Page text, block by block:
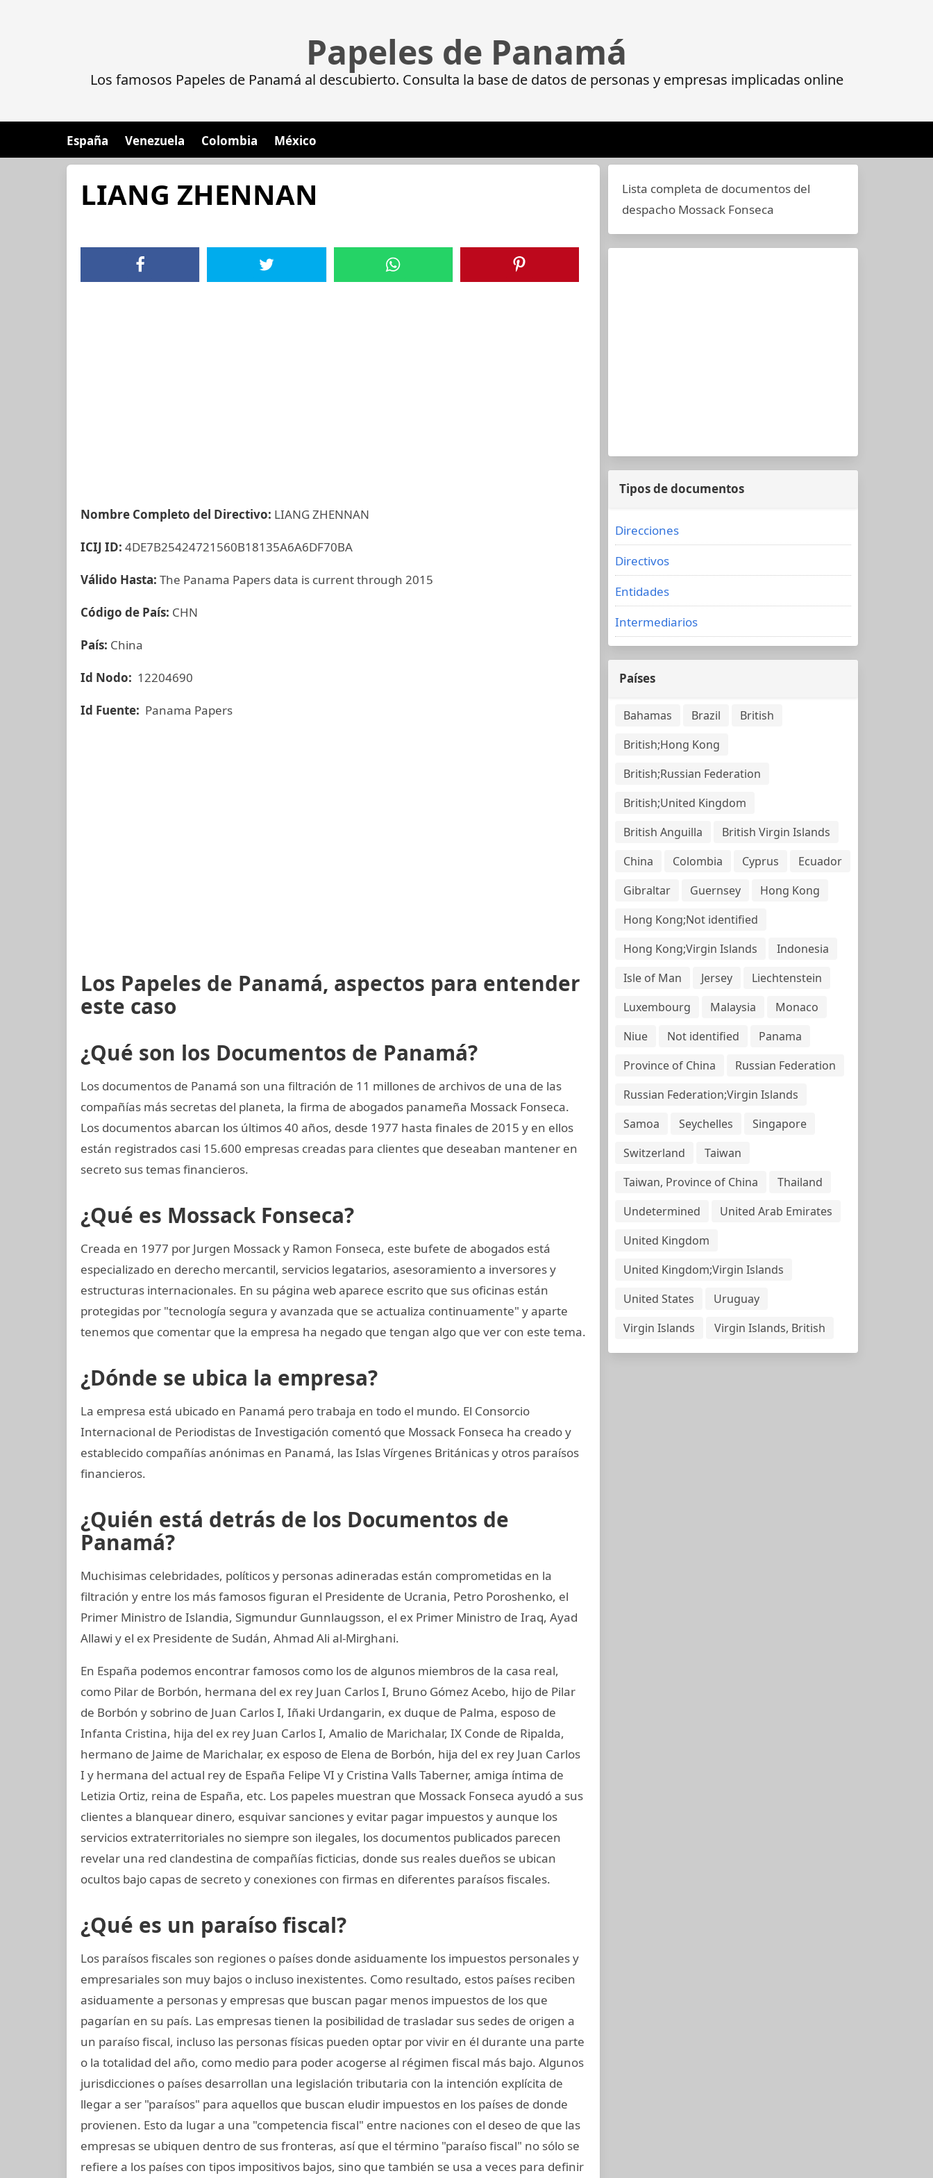
Papeles de Panamá
Los famosos Papeles de Panamá al descubierto. Consulta la base de datos de personas y empresas implicadas online
España Venezuela Colombia México
LIANG ZHENNAN
Nombre Completo del Directivo: LIANG ZHENNAN
ICIJ ID: 4DE7B25424721560B18135A6A6DF70BA
Válido Hasta: The Panama Papers data is current through 2015
Código de País: CHN
País: China
Id Nodo: 12204690
Id Fuente: Panama Papers
Los Papeles de Panamá, aspectos para entender
este caso
¿Qué son los Documentos de Panamá?
Los documentos de Panamá son una filtración de 11 millones de archivos de una de las
compañías más secretas del planeta, la firma de abogados panameña Mossack Fonseca.
Los documentos abarcan los últimos 40 años, desde 1977 hasta finales de 2015 y en ellos
están registrados casi 15.600 empresas creadas para clientes que deseaban mantener en
secreto sus temas financieros.
¿Qué es Mossack Fonseca?
Creada en 1977 por Jurgen Mossack y Ramon Fonseca, este bufete de abogados está
especializado en derecho mercantil, servicios legatarios, asesoramiento a inversores y
estructuras internacionales. En su página web aparece escrito que sus oficinas están
protegidas por "tecnología segura y avanzada que se actualiza continuamente" y aparte
tenemos que comentar que la empresa ha negado que tengan algo que ver con este tema.
¿Dónde se ubica la empresa?
La empresa está ubicado en Panamá pero trabaja en todo el mundo. El Consorcio
Internacional de Periodistas de Investigación comentó que Mossack Fonseca ha creado y
establecido compañías anónimas en Panamá, las Islas Vírgenes Británicas y otros paraísos
financieros.
¿Quién está detrás de los Documentos de
Panamá?
Muchisimas celebridades, políticos y personas adineradas están comprometidas en la
filtración y entre los más famosos figuran el Presidente de Ucrania, Petro Poroshenko, el
Primer Ministro de Islandia, Sigmundur Gunnlaugsson, el ex Primer Ministro de Iraq, Ayad
Allawi y el ex Presidente de Sudán, Ahmad Ali al-Mirghani.
En España podemos encontrar famosos como los de algunos miembros de la casa real,
como Pilar de Borbón, hermana del ex rey Juan Carlos I, Bruno Gómez Acebo, hijo de Pilar
de Borbón y sobrino de Juan Carlos I, Iñaki Urdangarin, ex duque de Palma, esposo de
Infanta Cristina, hija del ex rey Juan Carlos I, Amalio de Marichalar, IX Conde de Ripalda,
hermano de Jaime de Marichalar, ex esposo de Elena de Borbón, hija del ex rey Juan Carlos
I y hermana del actual rey de España Felipe VI y Cristina Valls Taberner, amiga íntima de
Letizia Ortiz, reina de España, etc. Los papeles muestran que Mossack Fonseca ayudó a sus
clientes a blanquear dinero, esquivar sanciones y evitar pagar impuestos y aunque los
servicios extraterritoriales no siempre son ilegales, los documentos publicados parecen
revelar una red clandestina de compañías ficticias, donde sus reales dueños se ubican
ocultos bajo capas de secreto y conexiones con firmas en diferentes paraísos fiscales.
¿Qué es un paraíso fiscal?
Los paraísos fiscales son regiones o países donde asiduamente los impuestos personales y
empresariales son muy bajos o incluso inexistentes. Como resultado, estos países reciben
asiduamente a personas y empresas que buscan pagar menos impuestos de los que
pagarían en su país. Las empresas tienen la posibilidad de trasladar sus sedes de origen a
un paraíso fiscal, incluso las personas físicas pueden optar por vivir en él durante una parte
o la totalidad del año, como medio para poder acogerse al régimen fiscal más bajo. Algunos
jurisdicciones o países desarrollan una legislación tributaria con la intención explícita de
llegar a ser "paraísos" para aquellos que buscan eludir impuestos en los países de donde
provienen. Esto da lugar a una "competencia fiscal" entre naciones con el deseo de que las
empresas se ubiquen dentro de sus fronteras, así que el término "paraíso fiscal" no sólo se
refiere a los países con tipos impositivos bajos, sino que también se usa a veces para definir
Lista completa de documentos del
despacho Mossack Fonseca
Tipos de documentos
Direcciones
Directivos
Entidades
Intermediarios
Países
Bahamas Brazil
British
British;Hong Kong
British;Russian Federation
British;United Kingdom
British Anguilla
British Virgin Islands
China
Colombia Cyprus
Ecuador
Gibraltar
Guernsey
Hong Kong
Hong Kong;Not identified
Hong Kong;Virgin Islands
Indonesia
Isle of Man
Jersey
Liechtenstein
Luxembourg
Malaysia
Monaco
Niue
Not identified
Panama
Province of China
Russian Federation
Russian Federation;Virgin Islands
Samoa
Seychelles
Singapore
Switzerland
Taiwan
Taiwan, Province of China
Thailand
Undetermined
United Arab Emirates
United Kingdom
United Kingdom;Virgin Islands
United States
Uruguay
Virgin Islands
Virgin Islands, British